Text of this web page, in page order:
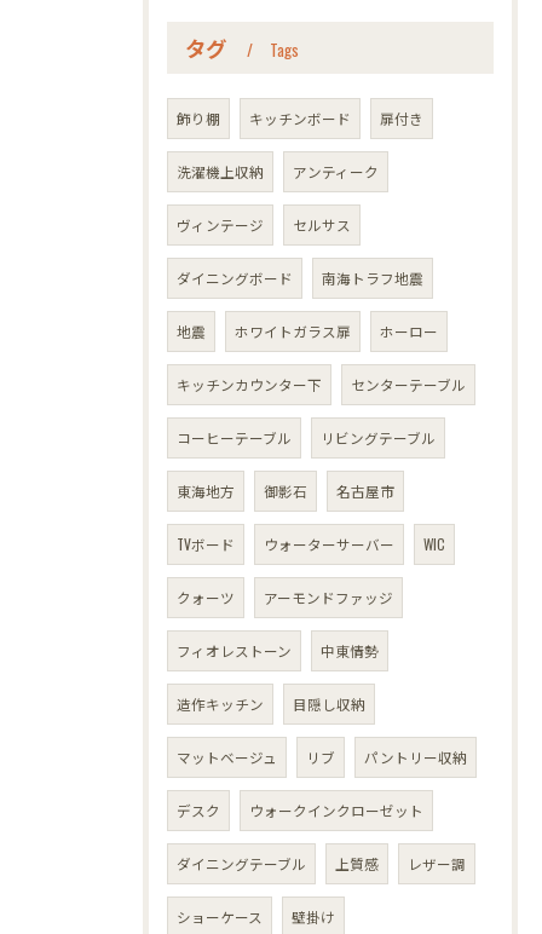
タグ Tags
飾り棚 キッチンボード 扉付き
洗濯機上収納 アンティーク
ヴィンテージ セルサス
ダイニングボード 南海トラフ地震
地震 ホワイトガラス扉 ホーロー
キッチンカウンター下 センターテーブル
コーヒーテーブル リビングテーブル
東海地方 御影石 名古屋市
TVボード ウォーターサーバー WIC
クォーツ アーモンドファッジ
フィオレストーン 中東情勢
造作キッチン 目隠し収納
マットベージュ リブ パントリー収納
デスク ウォークインクローゼット
ダイニングテーブル 上質感 レザー調
ショーケース 壁掛け